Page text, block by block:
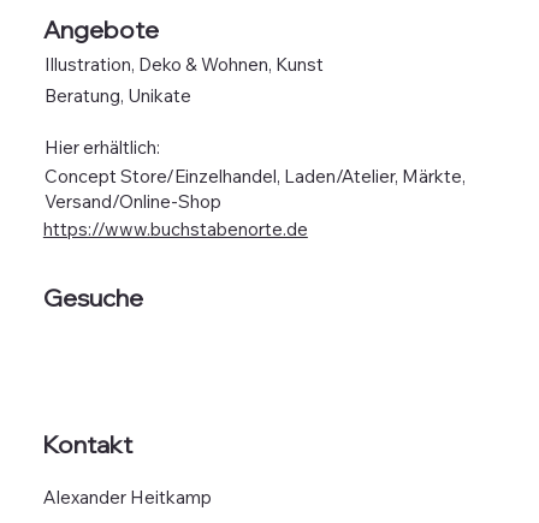
Angebote
Illustration, Deko & Wohnen, Kunst
Beratung, Unikate
Hier erhältlich:
Concept Store/Einzelhandel, Laden/Atelier, Märkte,
Versand/Online-Shop
https://www.buchstabenorte.de
Gesuche
Kontakt
Alexander Heitkamp